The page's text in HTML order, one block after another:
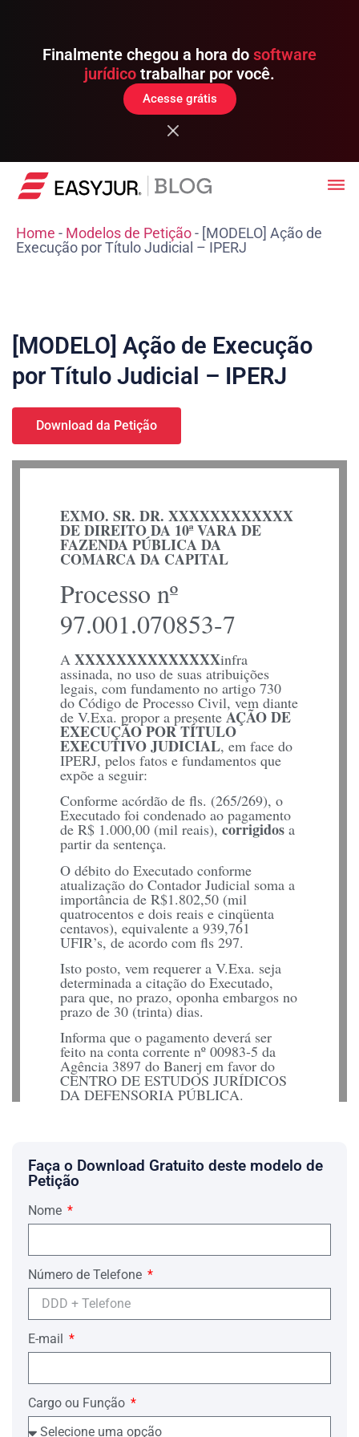
Finalmente chegou a hora do software
jurídico trabalhar por você.
Acesse grátis
Home - Modelos de Petição- [MODELO] Ação de
Execução por Título Judicial – IPERJ
[MODELO] Ação de Execução
por Título Judicial – IPERJ
Download da Petição
EXMO. SR. DR. XXXXXXXXXXXX
DE DIREITO DA 10ª VARA DE
FAZENDA PÚBLICA DA
COMARCA DA CAPITAL
Processo nº
97.001.070853-7
A XXXXXXXXXXXXXXinfra
assinada, no uso de suas atribuições
legais, com fundamento no artigo 730
do Código de Processo Civil, vem diante
de V.Exa. propor a presente AÇÃO DE
EXECUÇÃO POR TÍTULO
EXECUTIVO JUDICIAL, em face do
IPERJ, pelos fatos e fundamentos que
expõe a seguir:
Conforme acórdão de fls. (265/269), o
Executado foi condenado ao pagamento
de R$ 1.000,00 (mil reais), corrigidos a
partir da sentença.
O débito do Executado conforme
atualização do Contador Judicial soma a
importância de R$1.802,50 (mil
quatrocentos e dois reais e cinqüenta
centavos), equivalente a 939,761
UFIR’s, de acordo com fls 297.
Isto posto, vem requerer a V.Exa. seja
determinada a citação do Executado,
para que, no prazo, oponha embargos no
prazo de 30 (trinta) dias.
Informa que o pagamento deverá ser
feito na conta corrente nº 00983-5 da
Agência 3897 do Banerj em favor do
CENTRO DE ESTUDOS JURÍDICOS
DA DEFENSORIA PÚBLICA.
Rio de Janeiro, 28 de junho de 2012.
Faça o Download Gratuito deste modelo de
Petição
Nome
Número de Telefone
E-mail
Cargo ou Função